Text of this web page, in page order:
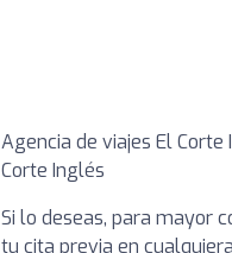
Agencia de viajes El Corte
Corte Inglés
Si lo deseas, para mayor
tu cita previa en